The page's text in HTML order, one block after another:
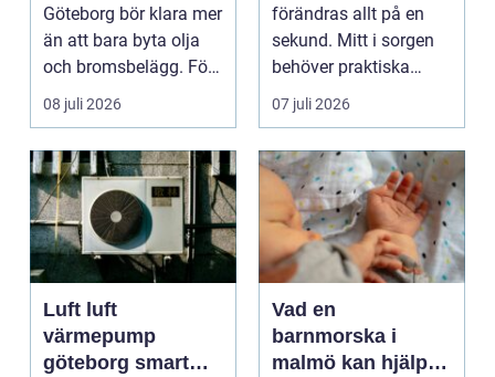
Göteborg bör klara mer
än att bara byta olja
och bromsbelägg. För
många bilägare i oc...
08 juli 2026
förändras allt på en
sekund. Mitt i sorgen
behöver praktiska
frågor få svar: var ska
b...
07 juli 2026
Luft luft
värmepump
göteborg smart
Vad en
barnmorska i
malmö kan hjälpa